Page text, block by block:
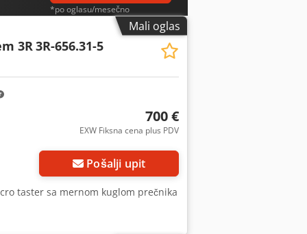
*po oglasu/mesečno
Mali oglas
3R 3R-656.31-5
700 €
EXW Fiksna cena plus PDV
Pošalji upit
taster sa mernom kuglom prečnika